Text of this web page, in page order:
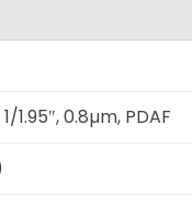
1.95″, 0.8µm, PDAF